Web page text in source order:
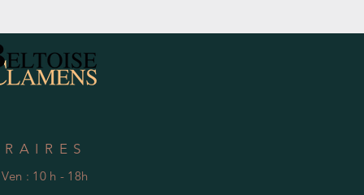
: 10 h - 18h